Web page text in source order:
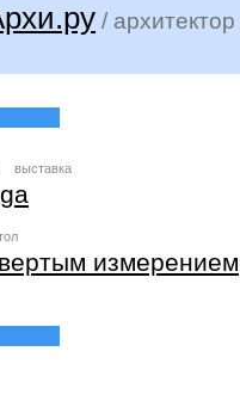
/
выставка
измерением